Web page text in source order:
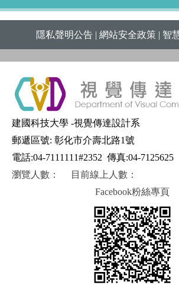
隱私聲明公告 | 網站安全政策 | 智
建國科技大學 -視覺傳達設計系
郵遞區號: 彰化市介壽北路1號
電話:04-7111111#2352 傳真:04-7125625
瀏覽人數：
目前線上人數：
Facebook粉絲專頁